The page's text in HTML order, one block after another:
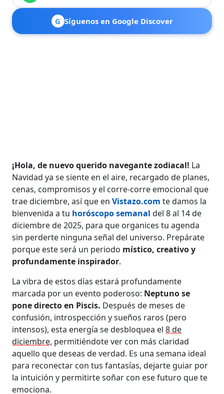
G Síguenos en Google Discover
¡Hola, de nuevo querido navegante zodiacal! La
Navidad ya se siente en el aire, recargado de planes,
cenas, compromisos y el corre-corre emocional que
trae diciembre, así que enVistazo.com te damos la
bienvenida a tu horóscopo semanal del 8 al 14 de
diciembre de 2025, para que organices tu agenda
sin perderte ninguna señal del universo. Prepárate
porque este será un periodo místico, creativo y
profundamente inspirador.
La vibra de estos días estará profundamente
marcada por un evento poderoso: Neptuno se
pone directo en Piscis. Después de meses de
confusión, introspección y sueños raros (pero
intensos), esta energía se desbloquea el8 de
diciembre, permitiéndote ver con más claridad
aquello que deseas de verdad. Es una semana ideal
para reconectar con tus fantasías, dejarte guiar por
la intuición y permitirte soñar con ese futuro que te
emociona.